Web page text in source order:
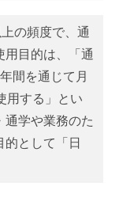
の頻度で、通
用目的は、「通
間を通じて月
用する」とい
通学や業務のた
として「日